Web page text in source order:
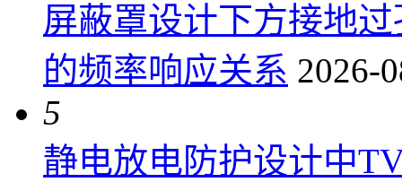
屏蔽罩设计下方接地
的频率响应关系 2026-
5
静电放电防护设计中